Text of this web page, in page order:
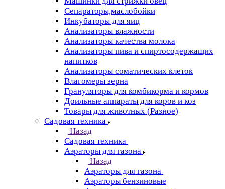
Сепараторы,маслобойки
Инкубаторы для яиц
Анализаторы влажности
Анализаторы качества молока
Анализаторы пива и спиртосодержащих
напитков
Анализаторы соматических клеток
Влагомеры зерна
Грануляторы для комбикорма и кормов
Доильные аппараты для коров и коз
Товары для животных (Разное)
Садовая техника
Назад
Садовая техника
Аэраторы для газона
Назад
Аэраторы для газона
Аэраторы бензиновые